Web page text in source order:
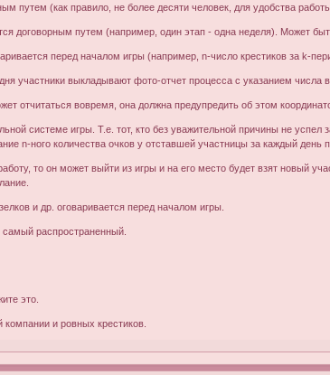
путем (как правило, не более десяти человек, для удобства
договорным путем (например, один этап - одна неделя). Может
перед началом игры (например, n-число крестиков за k-
участники выкладывают фото-отчет процесса с указанием
отчитаться вовремя, она должна предупредить об этом
системе игры. Т.е. тот, кто без уважительной причины не
n-ного количества очков у отставшей участницы за каждый день
то он может выйти из игры и на его место будет взят новый
и др. оговаривается перед началом игры.
распространенный.
это.
и ровных крестиков.